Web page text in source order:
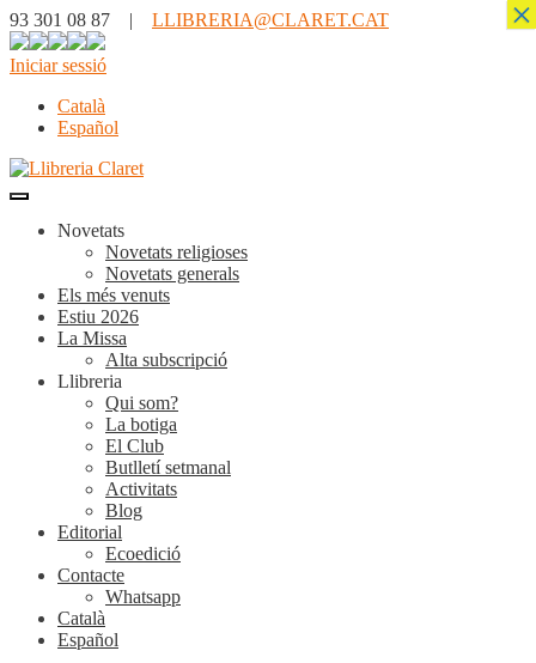
93 301 08 87 | LLIBRERIA@CLARET.CAT
Iniciar sessió
Català
Español
Novetats
Novetats religioses
Novetats generals
Els més venuts
Estiu 2026
La Missa
Alta subscripció
Llibreria
Qui som?
La botiga
El Club
Butlletí setmanal
Activitats
Blog
Editorial
Ecoedició
Contacte
Whatsapp
Català
Español
×